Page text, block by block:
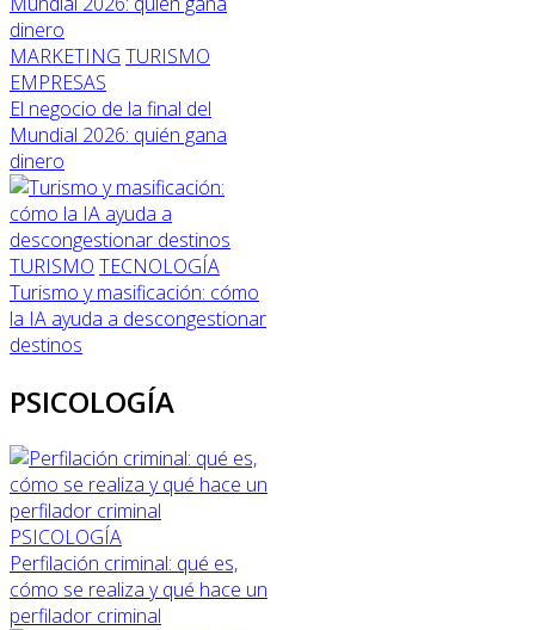
MARKETING TURISMO
EMPRESAS
El negocio de la final del
Mundial 2026: quién gana
dinero
TURISMO TECNOLOGÍA
Turismo y masificación: cómo
la IA ayuda a descongestionar
destinos
PSICOLOGÍA
PSICOLOGÍA
Perfilación criminal: qué es,
cómo se realiza y qué hace un
perfilador criminal